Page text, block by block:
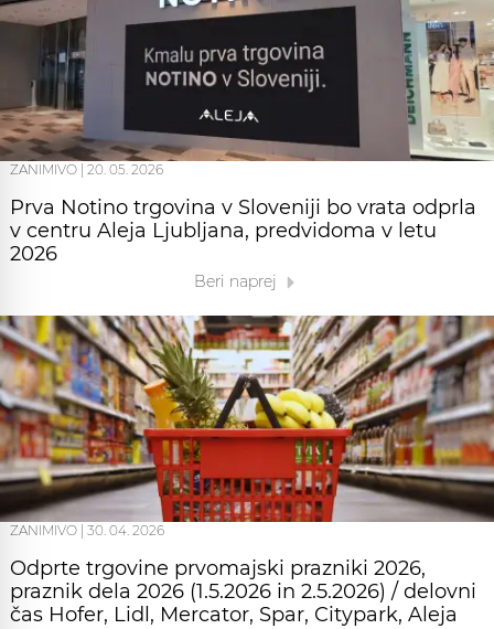
ZANIMIVO | 20. 05. 2026
Prva Notino trgovina v Sloveniji bo vrata odprla
v centru Aleja Ljubljana, predvidoma v letu
2026
Beri naprej
ZANIMIVO 30. 04. 2026
Odprte trgovine prvomajski prazniki 2026,
praznik dela 2026 (1.5.2026 in 2.5.2026) / delovni
čas Hofer, Lidl, Mercator, Spar, Citypark, Aleja